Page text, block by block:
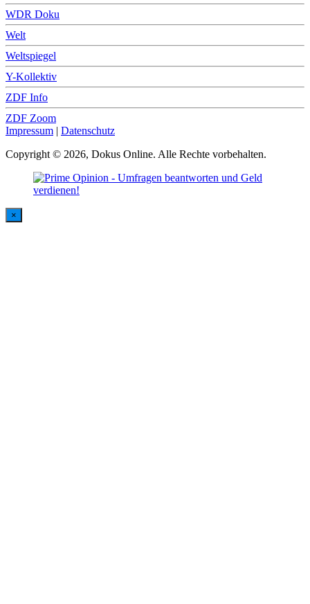
WDR Doku
Welt
Weltspiegel
Y-Kollektiv
ZDF Info
ZDF Zoom
Impressum | Datenschutz
Copyright © 2026, Dokus Online. Alle Rechte vorbehalten.
×